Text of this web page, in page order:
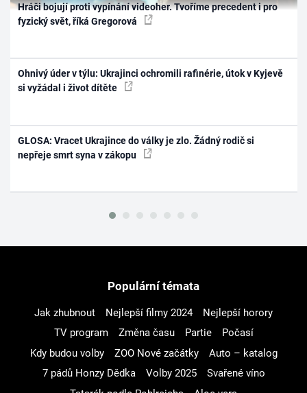
Hráči bojují proti vypínání videoher. Tvoříme precedent i pro
fyzický svět, říká Gregorová
Ohnivý úder v týlu: Ukrajinci ochromili rafinérie, útok v Kyjevě
si vyžádal i život dítěte
GLOSA: Vracet Ukrajince do války je zlo. Žádný rodič si
nepřeje smrt syna v zákopu
Populární témata
Jak zhubnout Nejlepší filmy 2024
Nejlepší horory
TV program
Změna času Partie
Počasí
Kdy budou volby
ZOO Nové začátky
Auto – katalog
7 pádů Honzy Dědka
Volby 2025
Svařené víno